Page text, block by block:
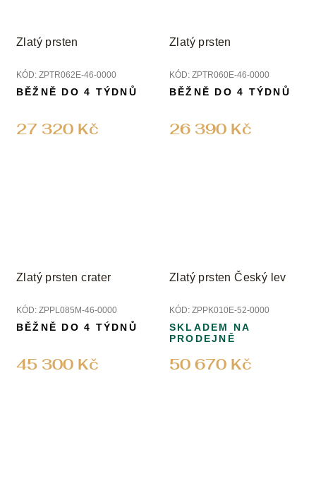
Zlatý prsten
KÓD: ZPTR062E-46-0000
27 320 Kč
BĚŽNĚ DO 4 TÝDNŮ
Zlatý prsten
KÓD: ZPTR060E-46-0000
26 390 Kč
BĚŽNĚ DO 4 TÝDNŮ
Zlatý prsten crater
KÓD: ZPPL085M-46-0000
45 300 Kč
BĚŽNĚ DO 4 TÝDNŮ
Zlatý prsten Český lev
KÓD: ZPPK010E-52-0000
50 670 Kč
SKLADEM NA
PRODEJNĚ